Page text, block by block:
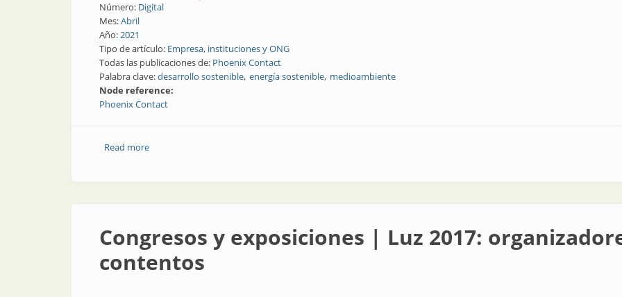
Número: Digital
Mes:Abril
Año:2021
Tipo de artículo: Empresa, instituciones y ONG
Todas las publicaciones de: Phoenix Contact
Palabra clave:desarrollo sostenible energía sostenible medioambiente
Node reference:
Phoenix Contact
Read moreabout All Electric Society: un concepto, un camino, un futuro
Congresos y exposiciones | Luz 2017:
contentos